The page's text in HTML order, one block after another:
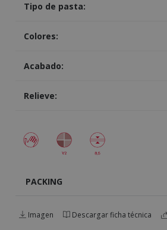
Tipo de pasta:
Colores:
Acabado:
Relieve:
PACKING
Imagen Descargar ficha técnica